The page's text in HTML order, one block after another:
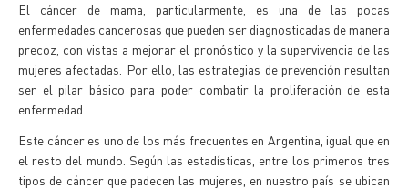
El cáncer de mama, particularmente, es una de las pocas
enfermedades cancerosas que pueden ser diagnosticadas de manera
precoz, con vistas a mejorar el pronóstico y la supervivencia de las
mujeres afectadas. Por ello, las estrategias de prevención resultan
ser el pilar básico para poder combatir la proliferación de esta
enfermedad.
Este cáncer es uno de los más frecuentes en Argentina, igual que en
el resto del mundo. Según las estadísticas, entre los primeros tres
tipos de cáncer que padecen las mujeres, en nuestro país se ubican